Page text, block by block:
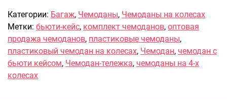
Аксессуары
Чехлы для чемоданов
Мешки для обуви
Пеналы для школы
Категории: Багаж, Чемоданы, Чемоданы на колесах
Метки: бьюти-кейс, комплект чемоданов, оптовая
продажа чемоданов, пластиковые чемоданы,
пластиковый чемодан на колесах, Чемодан, чемодан с
бьюти кейсом, Чемодан-тележка, чемоданы на 4-х
колесах